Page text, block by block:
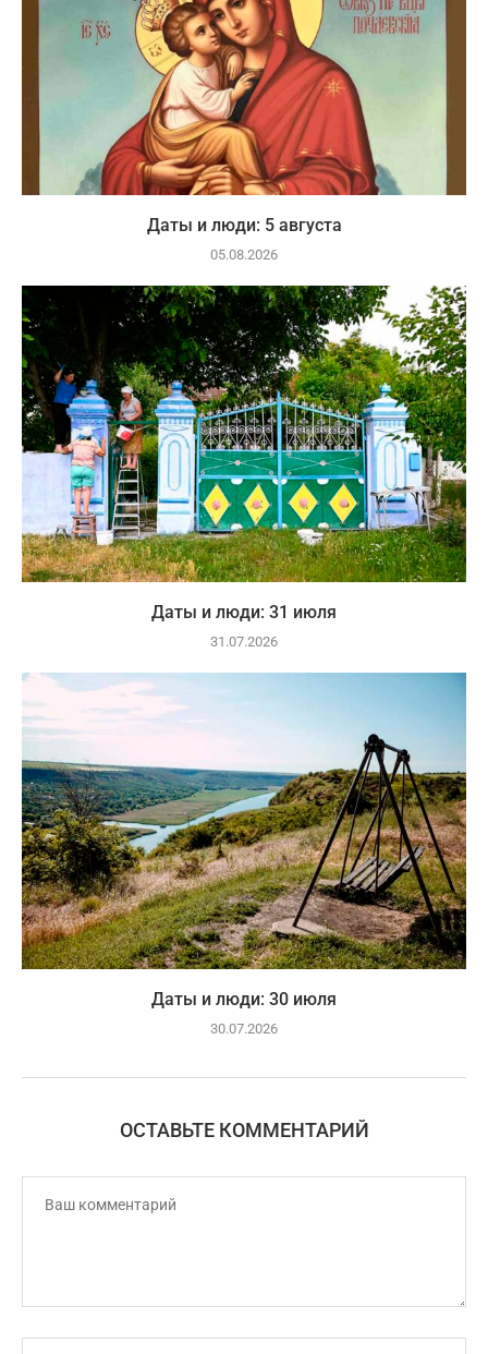
Даты и люди: 5 августа
05.08.2026
Даты и люди: 31 июля
31.07.2026
Даты и люди: 30 июля
30.07.2026
ОСТАВЬТЕ КОММЕНТАРИЙ